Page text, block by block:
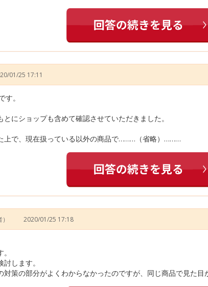
01/25 17:11
す。
にショップも含めて確認させていただきました。
上で、現在扱っている以外の商品で………（省略）………
2020/01/25 17:18
します。
対策の部分がよくわからなかったのですが、同じ商品で見